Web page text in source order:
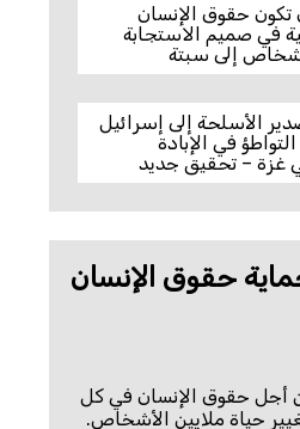
تكون حقوق الإنسان
في صميم الاستجابة
إلى سبتة
الأسلحة إلى إسرائيل
في الإبادة
غزة – تحقيق جديد
حقوق الإنسان
أجل حقوق الإنسان في كل
حياة ملايين الأشخاص.